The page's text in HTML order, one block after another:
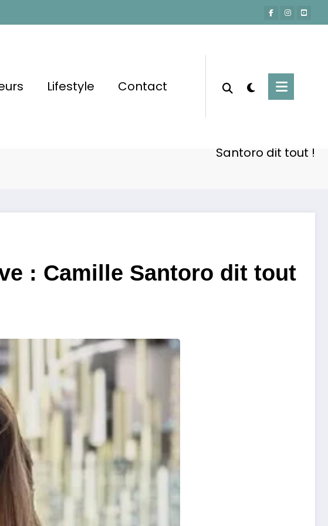
Lifestyle Contact
Santoro dit tout !
: Camille Santoro dit tout